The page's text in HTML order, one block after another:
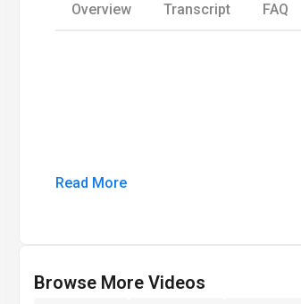
Overview Transcript FAQ
Read More
Browse More Videos